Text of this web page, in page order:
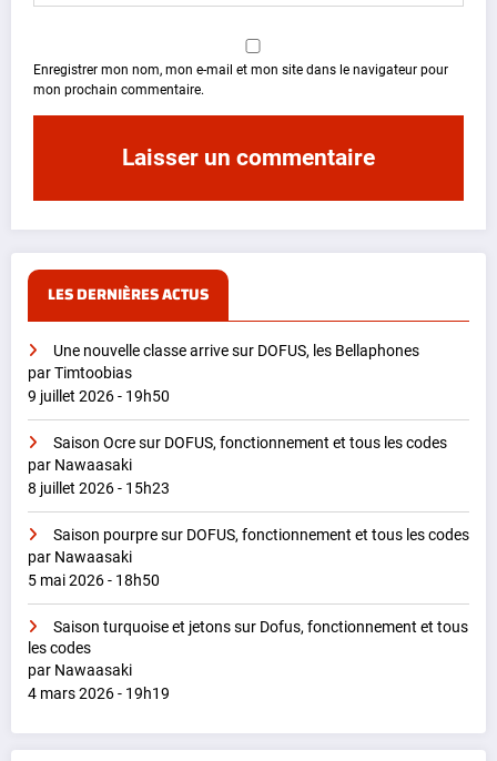
Enregistrer mon nom, mon e-mail et mon site dans le navigateur pour
mon prochain commentaire.
LES DERNIÈRES ACTUS
Une nouvelle classe arrive sur DOFUS, les Bellaphones
par Timtoobias
9 juillet 2026 - 19h50
Saison Ocre sur DOFUS, fonctionnement et tous les codes
par Nawaasaki
8 juillet 2026 - 15h23
Saison pourpre sur DOFUS, fonctionnement et tous les codes
par Nawaasaki
5 mai 2026 - 18h50
Saison turquoise et jetons sur Dofus, fonctionnement et tous
les codes
par Nawaasaki
4 mars 2026 - 19h19